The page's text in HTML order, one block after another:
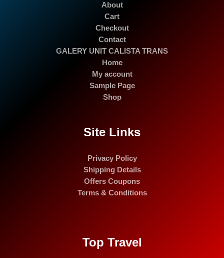
About
Cart
Checkout
Contact
GALERY UNIT CALISTA TRANS
Home
My account
Sample Page
Shop
Site Links
Privacy Policy
Shipping Details
Offers Coupons
Terms & Conditions
Top Travel